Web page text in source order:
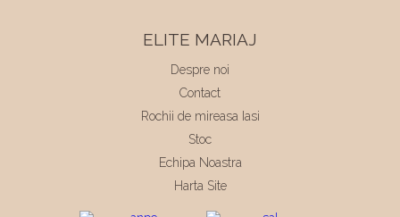
ELITE MARIAJ
Despre noi
Contact
Rochii de mireasa Iasi
Stoc
Echipa Noastra
Harta Site